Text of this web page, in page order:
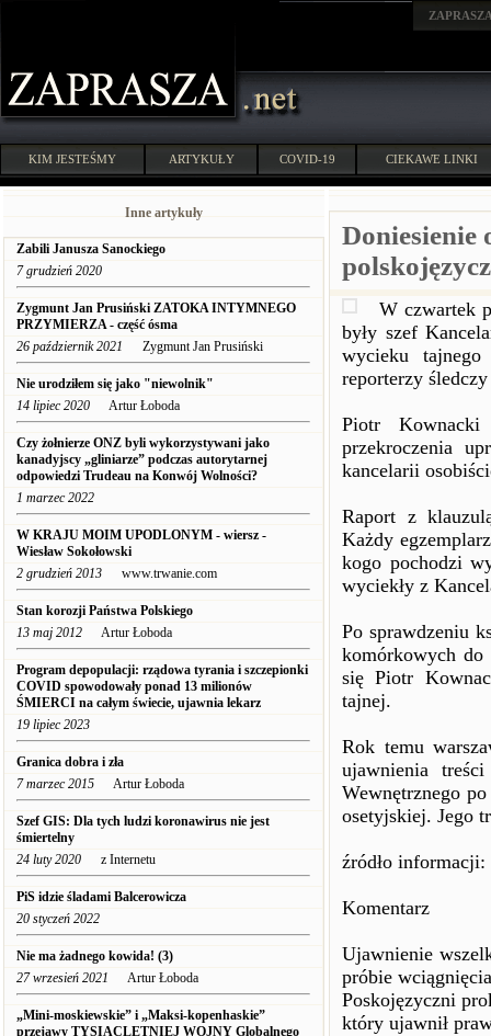
KIM JESTEŚMY ARTYKUŁY COVID-19 CIEKAWE LINKI
Inne artykuły
Zabili Janusza Sanockiego
7 grudzień 2020
Zygmunt Jan Prusiński ZATOKA INTYMNEGO
PRZYMIERZA - część ósma
26 październik 2021 Zygmunt Jan Prusiński
Nie urodziłem się jako "niewolnik"
14 lipiec 2020 Artur Łoboda
Czy żołnierze ONZ byli wykorzystywani jako
kanadyjscy „gliniarze” podczas autorytarnej
odpowiedzi Trudeau na Konwój Wolności?
1 marzec 2022
W KRAJU MOIM UPODLONYM - wiersz -
Wiesław Sokołowski
2 grudzień 2013 www.trwanie.com
Stan korozji Państwa Polskiego
13 maj 2012 Artur Łoboda
Program depopulacji: rządowa tyrania i szczepionki
COVID spowodowały ponad 13 milionów
ŚMIERCI na całym świecie, ujawnia lekarz
19 lipiec 2023
Granica dobra i zła
7 marzec 2015 Artur Łoboda
Szef GIS: Dla tych ludzi koronawirus nie jest
śmiertelny
24 luty 2020 z Internetu
PiS idzie śladami Balcerowicza
20 styczeń 2022
Nie ma żadnego kowida! (3)
27 wrzesień 2021 Artur Łoboda
„Mini-moskiewskie” i „Maksi-kopenhaskie”
przejawy TYSIĄCLETNIEJ WOJNY Globalnego
Doniesienie
W czwartek
były szef
wycieku
reporterzy
Piotr Kownacki
przekroczenia
kancelarii
Raport z
Każdy
kogo pochodzi
wyciekły z
Po sprawdzeniu
komórkowych do
się Piotr
tajnej.
Rok temu
ujawnienia
Wewnętrznego
osetyjskiej. Jego
źródło
Komentarz
Ujawnienie
próbie
Poskojęzyczni
który ujawnił